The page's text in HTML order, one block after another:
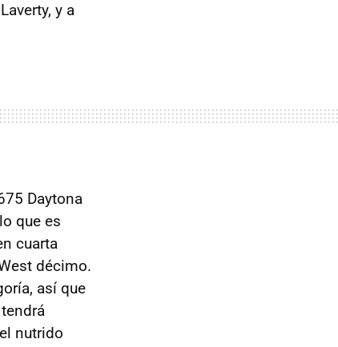
y a
Daytona
que es
cuarta
décimo.
así que
nutrido